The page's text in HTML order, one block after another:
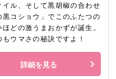
ル、そして黒胡椒の合わせ
コショウ」でこのふたつの
どの激うまおかずが誕生。
ウマさの秘訣ですよ！
詳細を見る